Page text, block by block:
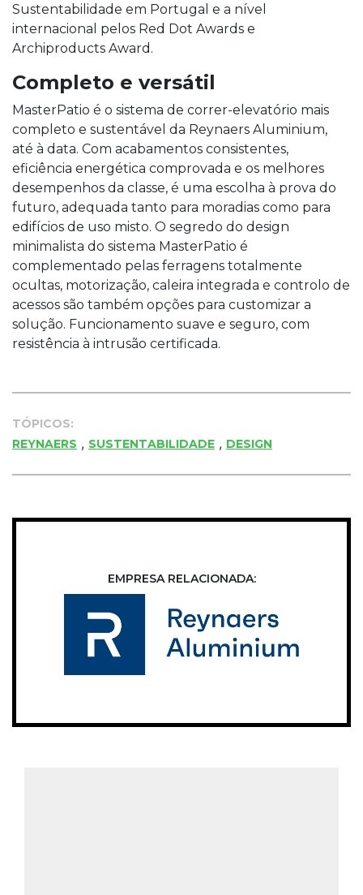
Sustentabilidade em Portugal e a nível
internacional pelos Red Dot Awards e
Archiproducts Award.
Completo e versátil
MasterPatio é o sistema de correr-elevatório mais
completo e sustentável da Reynaers Aluminium,
até à data. Com acabamentos consistentes,
eficiência energética comprovada e os melhores
desempenhos da classe, é uma escolha à prova do
futuro, adequada tanto para moradias como para
edifícios de uso misto. O segredo do design
minimalista do sistema MasterPatio é
complementado pelas ferragens totalmente
ocultas, motorização, caleira integrada e controlo de
acessos são também opções para customizar a
solução. Funcionamento suave e seguro, com
resistência à intrusão certificada.
TÓPICOS:
REYNAERS , SUSTENTABILIDADE , DESIGN
EMPRESA RELACIONADA: